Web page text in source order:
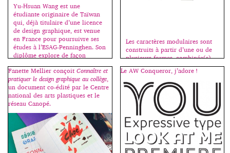
Yu-Hsuan Wang est une
étudiante originaire de Taïwan
qui, déjà titulaire d’une licence
de design graphique, est venue
en France pour poursuivre ses
études à l’ESAG-Penninghen. Son
diplôme explore de façon
apportés par la mondialisation
et le métissage des cultures. À
partir de la cuisine, il construit
une sorte de métaphore pour
[…]
Les caractères modulaires sont
construits à partir d’une ou de
plusieurs formes, combinée(s)
de façon à recréer tous les
signes de l’alphabet. Ce sont des
titrages (voir l’article à ce sujet
ici.) Les étudiants(es) imaginent
et réalisent un caractère
modulaire (tout capitales, tout
bas de casse, ou unicase, c’est-à-
dire capitales et bas de casse
mélangées) […]
Fanette Mellier conçoit Connaître et
pratiquer le design graphique au collège,
un document co-édité par le Centre
national des arts plastiques et le
réseau Canopé.
Le AW Conqueror, j’adore !